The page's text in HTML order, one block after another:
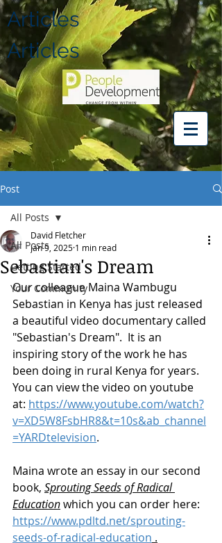
Articles
Articles
Post
All Posts
Getting Started
Your Community
All Posts
Sebastian's Dream
David Fletcher
Jan 9, 2025 1 min read
Our colleague Maina Wambugu
Sebastian in Kenya has just released
a beautiful video documentary called
"Sebastian's Dream".  It is an
inspiring story of the work he has
been doing in rural Kenya for years.
You can view the video on youtube
at: https://www.youtube.com/watch?
v=XD5W8FsbHR8&t=10s&ab_channel
=YARDtelevision.
Maina wrote an essay in our second
book, Sprouting Seeds of Radical
Education which you can order here:
https://www.pdltd.net/sprouting-
seeds-of-radical-education .